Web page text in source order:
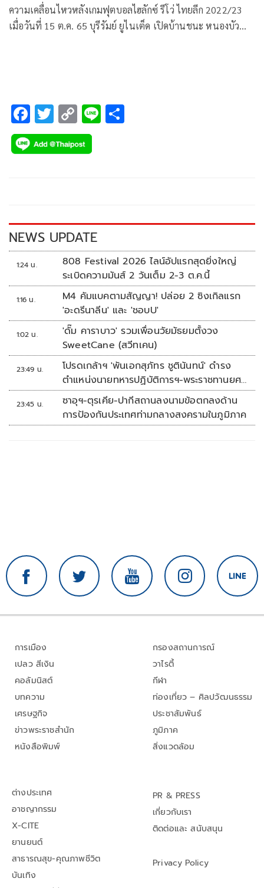
ความเคลื่อนไหวหลังเกมฟุตบอลไฮลักซ์ รีโว่ ไทยลีก 2022/23
เมื่อวันที่ 15 ต.ค. 65 บุรีรัมย์ ยูไนเต็ด เปิดบ้านชนะ หนองบัว
F
ac
e
k
T
wi
tt
C
o
p
k
Li
NEWS UPDATE
1:24 น.
808 Festival 2026 ไลน์อัปแรกสุดยิ่งใหญ่
ระเบิดความมันส์ 2 วันเต็ม 2-3 ต.ค.นี้
1:16 น.
M4 คัมแบคตามสัญญา! ปล่อย 2 ซิงเกิลแรก
'อะดรีนาลีน' และ 'ชอบU'
1:02 น.
'ดั๊ม คาราบาว' รวมเพื่อนวัยมัธยมตั้งวง
SweetCane (สวีทเคน)
23:49 น.
โปรดเกล้าฯ 'พันเอกสุภัทร ชูตินันทน์' ดำรง
ตำแหน่งนายทหารปฏิบัติการฯ-พระราชทานยศ
'พลตรี'
23:45 น.
ซาอุฯ-ตุรเคีย-ปากีสถานลงนามข้อตกลงด้าน
การป้องกันประเทศท่ามกลางสงครามในภูมิภาค
การเมือง
เปลว สีเงิน
คอลัมนิสต์
บทความ
เศรษฐกิจ
ข่าวพระราชสำนัก
หนังสือพิมพ์
กรองสถานการณ์
วาไรตี้
กีฬา
ท่องเที่ยว – ศิลปวัฒนธรรม
ประชาสัมพันธ์
ภูมิภาค
สิ่งแวดล้อม
ต่างประเทศ
อาชญากรรม
X-CITE
ยานยนต์
สาธารณสุข-คุณภาพชีวิต
บันเทิง
PR & PRESS
เกี่ยวกับเรา
ติดต่อและ สนับสนุน
Privacy Policy